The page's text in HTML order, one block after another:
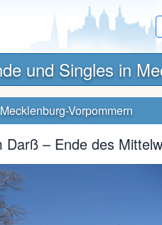
und Singles in
Vorpommern
Darß – Ende des